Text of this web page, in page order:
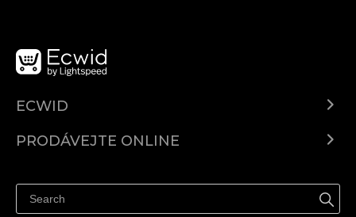
ECWID
Ceny
PRODÁVEJTE ONLINE
Prodávejte na Facebooku
Prodávejte na Instagramu